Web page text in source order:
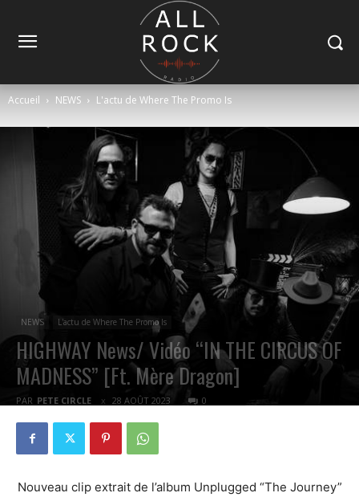
Accueil NEWS L'actu de Where The Promo Is
NEWS L'actu de Where The Promo Is
HIGHWAY News/ Vidéo “IN THE CIRCUS OF
MADNESS” [Ft. Mère Dragon]
PAR PETE CIRCLE 28 AOÛT 2023 0
Nouveau clip extrait de l’album Unplugged “The Journey”